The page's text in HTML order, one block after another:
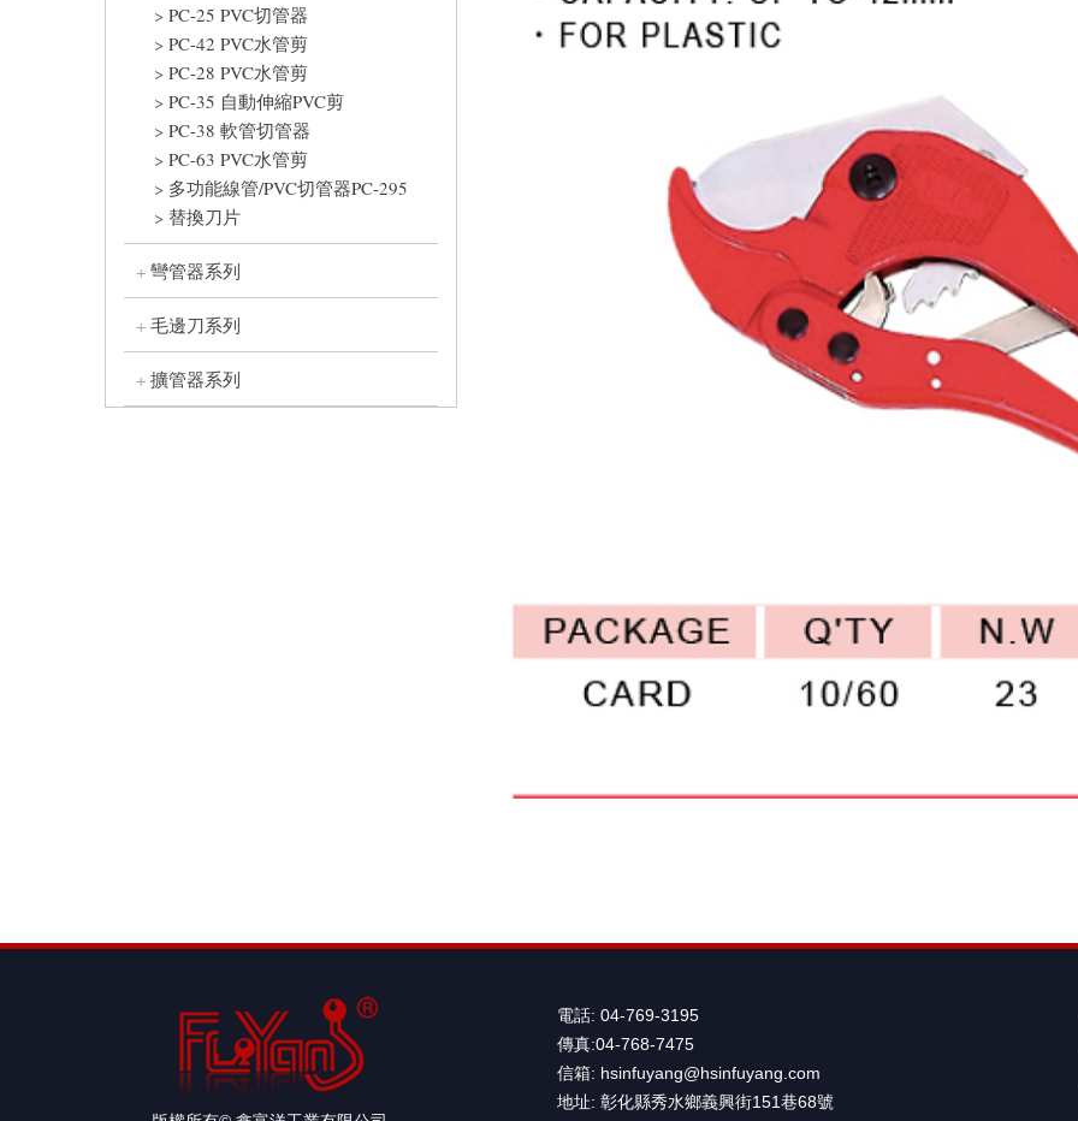
PC-25 PVC切管器
PC-42 PVC水管剪
PC-28 PVC水管剪
PC-35 自動伸縮PVC剪
PC-38 軟管切管器
PC-63 PVC水管剪
多功能線管/PVC切管器PC-295
替換刀片
彎管器系列
毛邊刀系列
擴管器系列
電話: 04-769-3195
傳真:04-768-7475
信箱: hsinfuyang@hsinfuyang.com
地址: 彰化縣秀水鄉義興街151巷68號